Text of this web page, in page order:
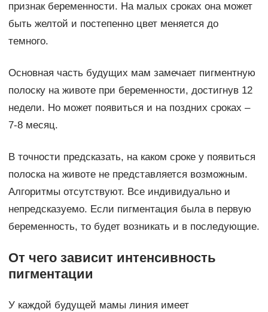
признак беременности. На малых сроках она может
быть желтой и постепенно цвет меняется до
темного.
Основная часть будущих мам замечает пигментную
полоску на животе при беременности, достигнув 12
недели. Но может появиться и на поздних сроках –
7-8 месяц.
В точности предсказать, на каком сроке у появиться
полоска на животе не представляется возможным.
Алгоритмы отсутствуют. Все индивидуально и
непредсказуемо. Если пигментация была в первую
беременность, то будет возникать и в последующие.
От чего зависит интенсивность
пигментации
У каждой будущей мамы линия имеет